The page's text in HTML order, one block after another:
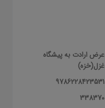
عرض ارادت به پیشگاه
غزل(خزه)
9786228423531
338370